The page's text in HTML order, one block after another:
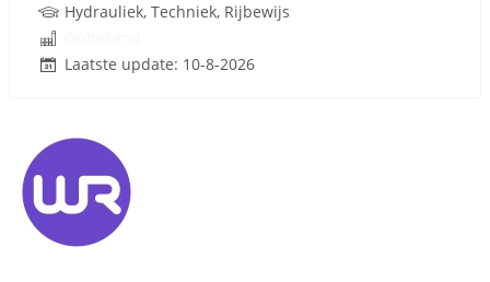
Hydrauliek, Techniek, Rijbewijs
Laatste update: 10-8-2026